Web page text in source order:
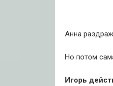
Анна
Но потом
Игорь